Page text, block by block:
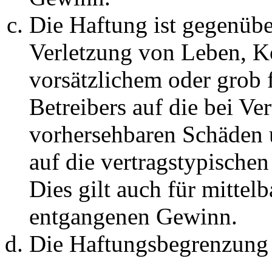
Die Haftung ist
Verletzung von Leben,
vorsätzlichem oder grob
Betreibers auf die bei
vorhersehbaren
auf die
Dies gilt auch für
entgangenen Gewinn.
Die